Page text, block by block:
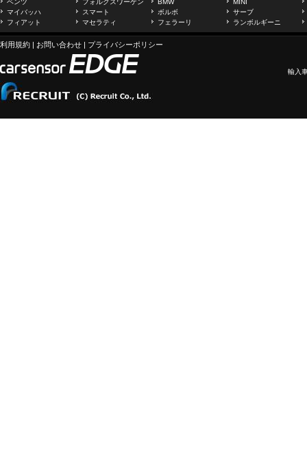
ベンツ フォルクスワーゲン BMW
MINI
マイバッハ
スマート ボルボ
サーブ
フィアット
マセラティ フェラーリ ランボルギーニ
利用規約 | お問い合わせ | プライバシーポリシー
輸入